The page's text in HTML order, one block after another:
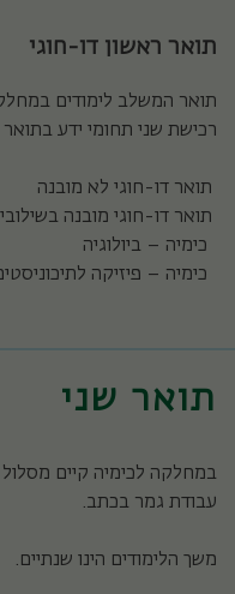
תואר ראשון דו-חוגי
תואר המשלב לימודים
רכישת שני תחומי ידע
תואר דו-חוגי לא מובנה
תואר דו-חוגי מובנה
כימיה – ביולוגיה
כימיה – פיזיקה
תואר שני
במחלקה לכימיה קיים
עבודת גמר בכתב.
משך הלימודים הינו שנתיים.